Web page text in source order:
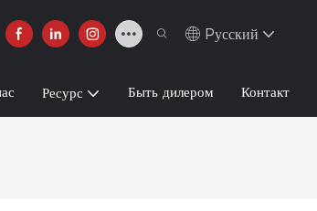
Pусский
Ресурс Быть дилером Контакт